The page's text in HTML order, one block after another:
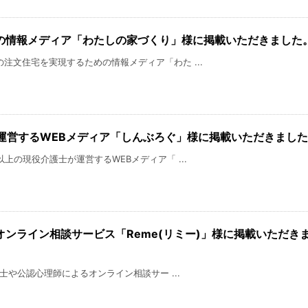
報メディア「わたしの家づくり」様に掲載いただきました。
文住宅を実現するための情報メディア「わた ...
するWEBメディア「しんぶろぐ」様に掲載いただきました
の現役介護士が運営するWEBメディア「 ...
ンライン相談サービス「Reme(リミー)」様に掲載いただき
や公認心理師によるオンライン相談サー ...